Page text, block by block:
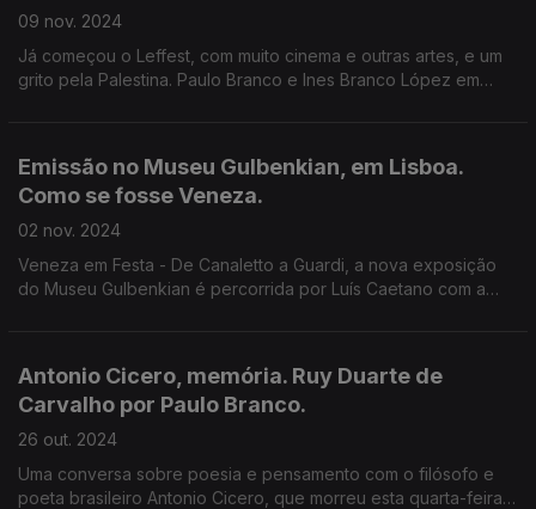
09 nov. 2024
Já começou o Leffest, com muito cinema e outras artes, e um
grito pela Palestina. Paulo Branco e Ines Branco López em
Emissão no Museu Gulbenkian, em Lisboa.
Como se fosse Veneza.
02 nov. 2024
Veneza em Festa - De Canaletto a Guardi, a nova exposição
do Museu Gulbenkian é percorrida por Luís Caetano com a
Antonio Cicero, memória. Ruy Duarte de
Carvalho por Paulo Branco.
26 out. 2024
Uma conversa sobre poesia e pensamento com o filósofo e
poeta brasileiro Antonio Cicero, que morreu esta quarta-feira,